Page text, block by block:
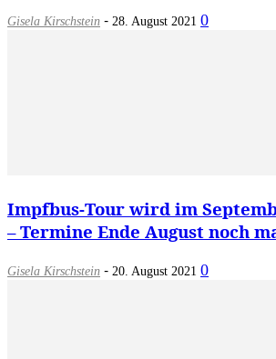
Gisela Kirschstein - 28. August 2021 0
Impfbus-Tour wird im
– Termine Ende August noch
Gisela Kirschstein - 20. August 2021 0